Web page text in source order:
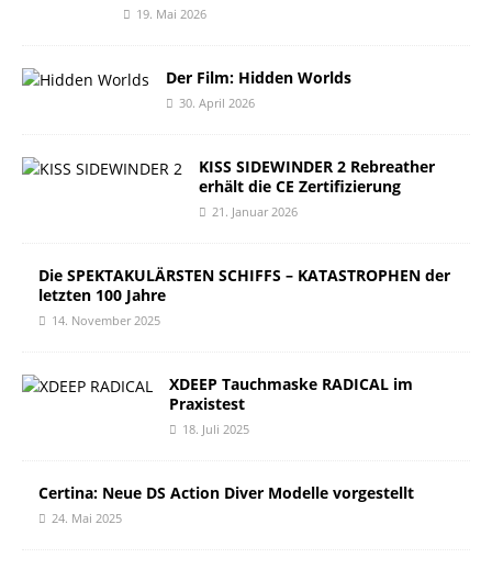
19. Mai 2026
Der Film: Hidden Worlds
30. April 2026
KISS SIDEWINDER 2 Rebreather
erhält die CE Zertifizierung
21. Januar 2026
Die SPEKTAKULÄRSTEN SCHIFFS – KATASTROPHEN der
letzten 100 Jahre
14. November 2025
XDEEP Tauchmaske RADICAL im
Praxistest
18. Juli 2025
Certina: Neue DS Action Diver Modelle vorgestellt
24. Mai 2025